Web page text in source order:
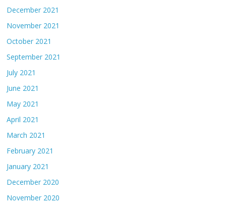
December 2021
November 2021
October 2021
September 2021
July 2021
June 2021
May 2021
April 2021
March 2021
February 2021
January 2021
December 2020
November 2020